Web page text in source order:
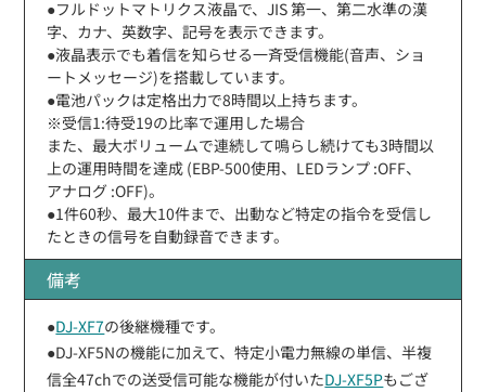
●フルドットマトリクス液晶で、JIS 第一、第二水準の漢
字、カナ、英数字、記号を表示できます。
●液晶表示でも着信を知らせる一斉受信機能(音声、ショ
ートメッセージ)を搭載しています。
●電池パックは定格出力で8時間以上持ちます。
※受信1:待受19の比率で運用した場合
また、最大ボリュームで連続して鳴らし続けても3時間以
上の運用時間を達成 (EBP-500使用、LEDランプ :OFF、
アナログ :OFF)。
●1件60秒、最大10件まで、出動など特定の指令を受信し
たときの信号を自動録音できます。
備考
●DJ-XF7の後継機種です。
●DJ-XF5Nの機能に加えて、特定小電力無線の単信、半複
信全47chでの送受信可能な機能が付いたDJ-XF5Pもござ